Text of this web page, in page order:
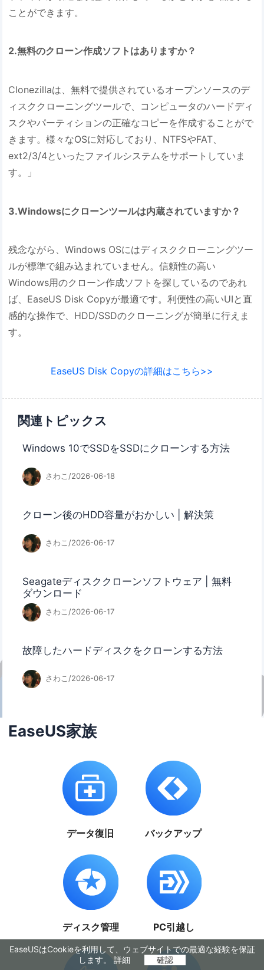
EaseUSはCookieを利用して、ウェブサイトでの最適な経験を保証
します。 詳細 確認
ことができます。
2.無料のクローン作成ソフトはありますか？
Clonezillaは、無料で提供されているオープンソースのデ
ィスククローニングツールで、コンピュータのハードディ
スクやパーティションの正確なコピーを作成することがで
きます。様々なOSに対応しており、NTFSやFAT、
ext2/3/4といったファイルシステムをサポートしていま
す。」
3.Windowsにクローンツールは内蔵されていますか？
残念ながら、Windows OSにはディスククローニングツー
ルが標準で組み込まれていません。信頼性の高い
Windows用のクローン作成ソフトを探しているのであれ
ば、EaseUS Disk Copyが最適です。利便性の高いUIと直
感的な操作で、HDD/SSDのクローニングが簡単に行えま
す。
EaseUS Disk Copyの詳細はこちら>>
関連トピックス
Windows 10でSSDをSSDにクローンする方法
さわこ/2026-06-18
クローン後のHDD容量がおかしい | 解決策
さわこ/2026-06-17
Seagateディスククローンソフトウェア | 無料
ダウンロード
さわこ/2026-06-17
故障したハードディスクをクローンする方法
さわこ/2026-06-17
EaseUS家族
データ復旧 バックアップ
ディスク管理 PC引越し